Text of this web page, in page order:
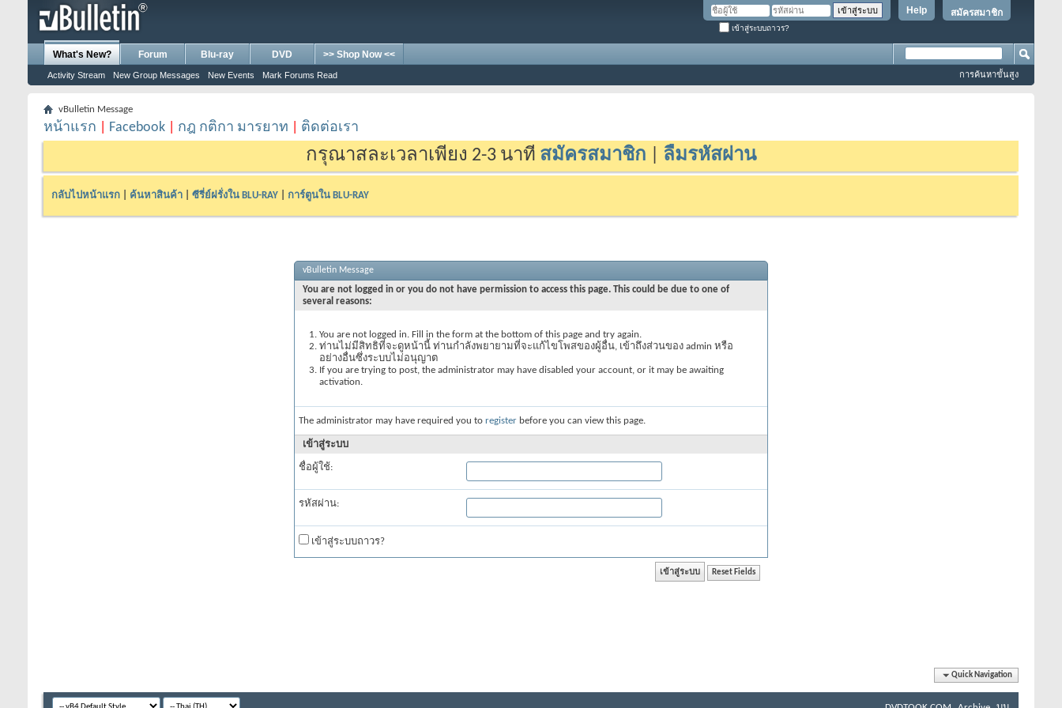
สมัครสมาชิก
Help
เข้าสู่ระบบถาวร?
What's New?
Activity Stream New Group Messages New Events Mark Forums Read
Forum Blu-ray DVD >> Shop Now <<
การค้นหาขั้นสูง
vBulletin Message
หน้าแรก Facebook กฎ กติกา มารยาท ติดต่อเรา
กรุณาสละเวลาเพียง 2-3 นาที สมัครสมาชิก ลืมรหัสผ่าน
กลับไปหน้าแรก ค้นหาสินค้า ซีรี่ย์ฝรั่งใน BLU-RAY การ์ตูนใน BLU-RAY
vBulletin Message
You are not logged in or you do not have permission to access this page. This could be due to one of
several reasons:
You are not logged in. Fill in the form at the bottom of this page and try again.
ท่านไม่มีสิทธิที่จะดูหน้านี้ ท่านกำลังพยายามที่จะแก้ไขโพสของผู้อื่น, เข้าถึงส่วนของ admin หรือ
อย่างอื่นซึ่งระบบไม่อนุญาต
If you are trying to post, the administrator may have disabled your account, or it may be awaiting
activation.
The administrator may have required you to register before you can view this page.
เข้าสู่ระบบ
ชื่อผู้ใช้:
รหัสผ่าน:
เข้าสู่ระบบถาวร?
Quick Navigation